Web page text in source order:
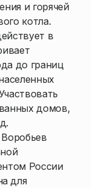
и горячей
котла.
в
до границ
домов,
России
для